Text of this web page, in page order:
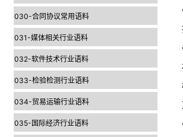
030-合同协议常用语料
031-媒体相关行业语料
032-软件技术行业语料
033-检验检测行业语料
034-贸易运输行业语料
035-国际经济行业语料